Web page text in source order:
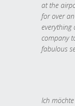
at the
for over
everything
company
fabulous
Ich